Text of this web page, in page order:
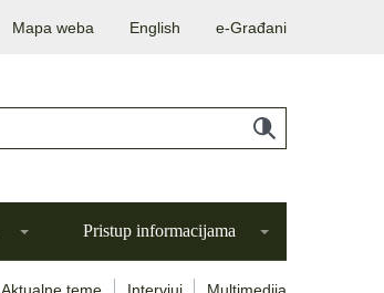
Mapa weba English e-Građani
Pristup informacijama